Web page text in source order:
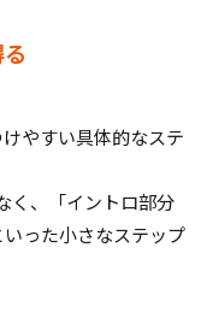
やすい具体的なステ
く、「イントロ部分
った小さなステップ